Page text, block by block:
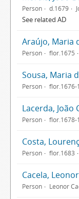
Person d.1679
See related AD
Araújo, Maria
Person flor.1675
Sousa, Maria
Person flor.1676-
Lacerda, João
Person flor.1678-
Costa,
Person flor.1683
Cacela, Leonor
Person Leonor